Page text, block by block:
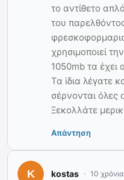
το αντίθετο
του
χρησιμοποιεί
1050mb τα έχει
Τα ίδια λέγατε
σέρνονται όλες
Ξεκολλάτε
Απάντηση
kostas 10